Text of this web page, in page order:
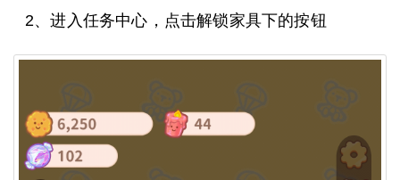
2、进入任务中心，点击解锁家具下的按钮